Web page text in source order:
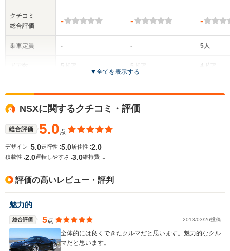
クチコミ
総合評価
乗車定員
サイズ
(全長x全幅x全高)
-
-
5ドア
全高
-m
-m
-
-
5ドア
全高
-
5人
4ドア
▼全てを表示する
NSXに関するクチコミ・評価
総合評価 5.0点
デザイン :5.0走行性 :5.0 居住性 :2.0
積載性 :2.0運転しやすさ :3.0維持費 :-
評価の高いレビュー・評判
魅力的
総合評価 5点 2013/03/26投稿
全体的には良くできたクルマだと思います。魅力的なクル
マだと思います。